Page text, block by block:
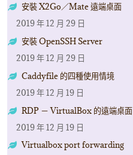
安裝 X2Go／Mate 遠端桌面
2019 年 12 月 29 日
安裝 OpenSSH Server
2019 年 12 月 29 日
Caddyfile 的四種使用情境
2019 年 12 月 19 日
RDP － VirtualBox 的遠端桌面
2019 年 12 月 19 日
Virtualbox port forwarding